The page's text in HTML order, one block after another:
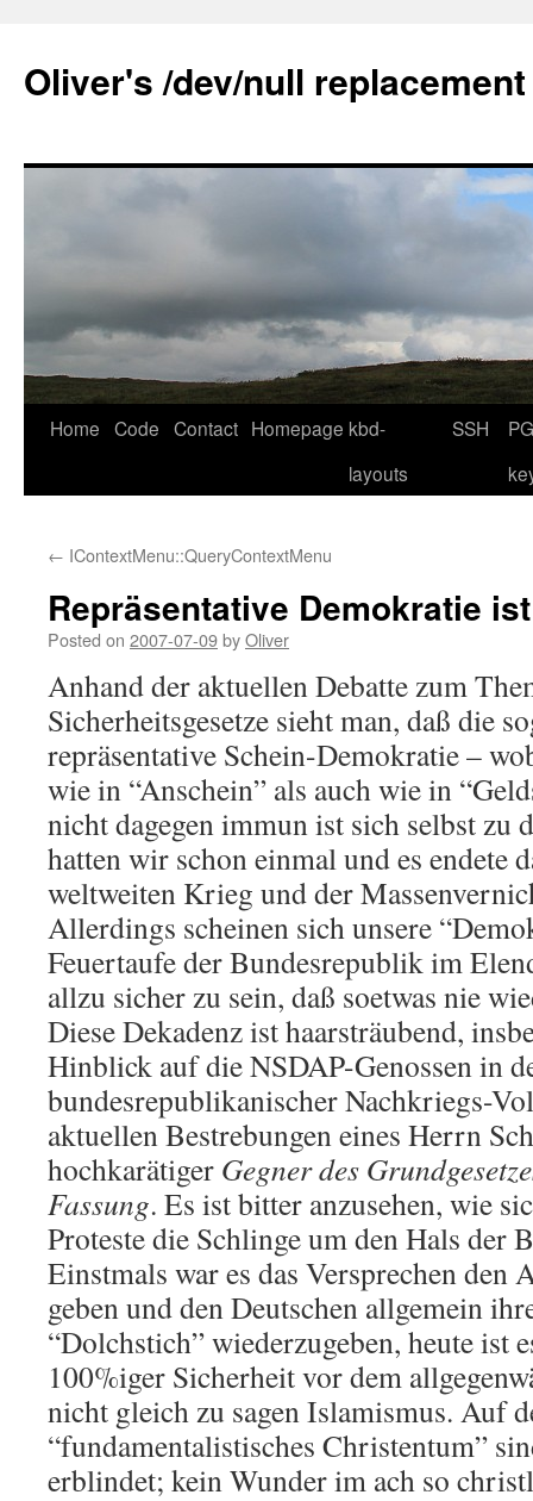
content
Oliver's /dev/null replacement
Home Code Contact Homepage kbd-
layouts
SSH
← IContextMenu::QueryContextMenu
Repräsentative Demokratie
Posted on 2007-07-09byOliver
Anhand der aktuellen Debatte zum
Sicherheitsgesetze sieht man, daß die
repräsentative Schein-Demokratie –
wie in “Anschein” als auch wie in
nicht dagegen immun ist sich selbst zu
hatten wir schon einmal und es endete
weltweiten Krieg und der
Allerdings scheinen sich unsere
Feuertaufe der Bundesrepublik im
allzu sicher zu sein, daß soetwas nie
Diese Dekadenz ist haarsträubend,
Hinblick auf die NSDAP-Genossen in
bundesrepublikanischer Nachkriegs-
aktuellen Bestrebungen eines Herrn
hochkarätiger Gegner des
Fassung. Es ist bitter anzusehen, wie
Proteste die Schlinge um den Hals der
Einstmals war es das Versprechen den
geben und den Deutschen allgemein
“Dolchstich” wiederzugeben, heute ist
100%iger Sicherheit vor dem
nicht gleich zu sagen Islamismus. Auf
“fundamentalistisches Christentum”
erblindet; kein Wunder im ach so